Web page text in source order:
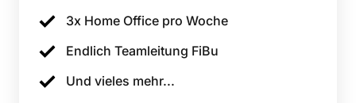
3x Home Office pro Woche
Endlich Teamleitung FiBu
Und vieles mehr...